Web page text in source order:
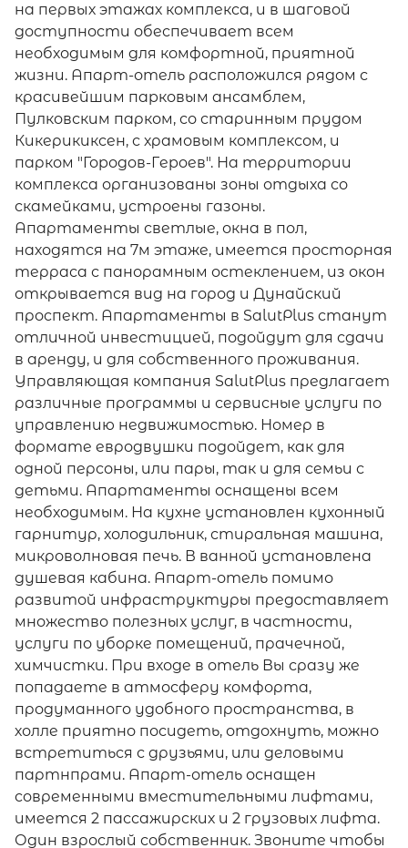
на первых этажах комплекса, и в шаговой
доступности обеспечивает всем
необходимым для комфортной, приятной
жизни. Апарт-отель расположился рядoм с
краcивейшим паpковым ансамблем,
Пулковским парком, со старинным прудом
Кикерикиксен, с храмовым комплексом, и
парком "Гоpодoв-Гepoев". На территории
комплекса организованы зоны отдыха со
скамейками, устроены газоны.
Апартаменты светлые, окна в пол,
находятся на 7м этаже, имеется просторная
терраса с панорамным остеклением, из окон
открывается вид на город и Дунайский
проспект. Апартаменты в SаlutРlus станут
отличной инвестицией, подойдут для сдачи
в аренду, и для собственного проживания.
Управляющая компания SаlutРlus предлагает
различные программы и сервисные услуги по
управлению недвижимостью. Номер в
формате евродвушки подойдет, как для
одной персоны, или пары, так и для семьи с
детьми. Апартаменты оснащены всем
необходимым. На кухне установлен кухонный
гарнитур, холодильник, стиральная машина,
микроволновая печь. В ванной установлена
душевая кабина. Апарт-отель помимо
развитой инфраструктуры предоставляет
множество полезных услуг, в частности,
услуги по уборке помещений, прачечной,
химчистки. При входе в отель Вы сразу же
попадаете в атмосферу комфорта,
продуманного удобного пространства, в
холле приятно посидеть, отдохнуть, можно
встретиться с друзьями, или деловыми
партнпрами. Апарт-отель оснащен
современными вместительными лифтами,
имеется 2 пассажирских и 2 грузовых лифта.
Один взрослый собственник. Звоните чтобы